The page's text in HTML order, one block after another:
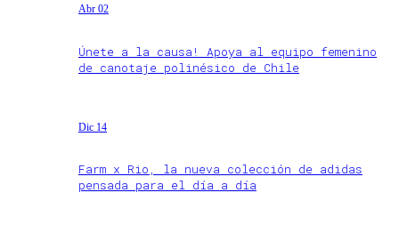
Abr 02
Únete a la causa! Apoya al equipo femenino
de canotaje polinésico de Chile
Dic 14
Farm x Rio, la nueva colección de adidas
pensada para el día a día